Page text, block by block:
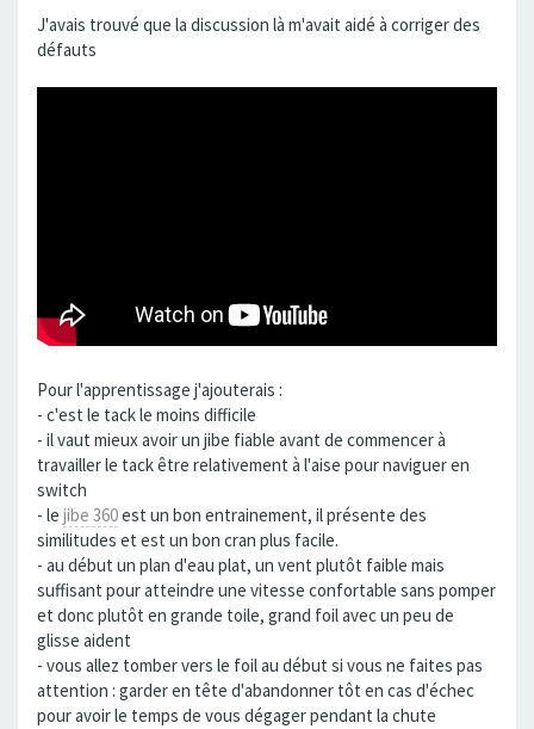
J'avais trouvé que la discussion là m'avait aidé à corriger des
défauts
Pour l'apprentissage j'ajouterais :
- c'est le tack le moins difficile
- il vaut mieux avoir un jibe fiable avant de commencer à
travailler le tack être relativement à l'aise pour naviguer en
switch
- le jibe 360est un bon entrainement, il présente des
similitudes et est un bon cran plus facile.
- au début un plan d'eau plat, un vent plutôt faible mais
suffisant pour atteindre une vitesse confortable sans pomper
et donc plutôt en grande toile, grand foil avec un peu de
glisse aident
- vous allez tomber vers le foil au début si vous ne faites pas
attention : garder en tête d'abandonner tôt en cas d'échec
pour avoir le temps de vous dégager pendant la chute